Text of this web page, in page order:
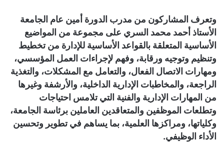
وتعرف المشاركون من مدرب الدورة أمين عام الجامعة
الأستاذ أحمد محمد السري على مجموعة من المواضيع
الأساسية المتعلقة بالقواعد الأساسية للإدارة من تخطيط
وتنظيم وتوجيه ورقابة، وفهم لإجراءات العمل المؤسسي،
ومهارات الاتصال الفعال، والتعامل مع المشكلات، والتغذية
الراجعة، والمخاطبات الإدارية الداخلية، والأرشفة وغيرها
من المهارات الإدارية والفنية التي تلامس احتياجات
وتطلعات الموظفين والمتعاقدين العاملين برئاسة الجامعة،
وكلياتها، ومراكزها العلمية، بما يساهم في تطوير وتحسين
الأداء الوظيفي.